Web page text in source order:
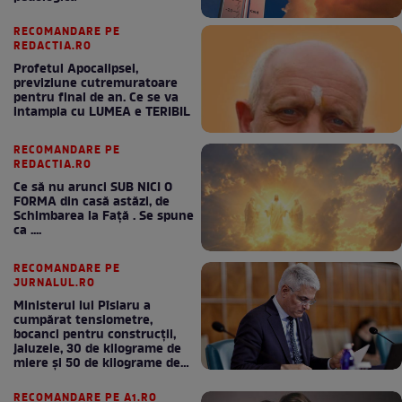
RECOMANDARE PE
REDACTIA.RO
Profetul Apocalipsei,
previziune cutremuratoare
pentru final de an. Ce se va
intampla cu LUMEA e TERIBIL
RECOMANDARE PE
REDACTIA.RO
Ce să nu arunci SUB NICI O
FORMA din casă astăzi, de
Schimbarea la Față . Se spune
ca ....
RECOMANDARE PE
JURNALUL.RO
Ministerul lui Pîslaru a
cumpărat tensiometre,
bocanci pentru construcții,
jaluzele, 30 de kilograme de
miere și 50 de kilograme de